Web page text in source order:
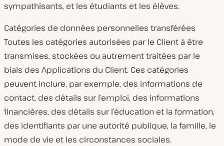
sympathisants, et les étudiants et les élèves.
Catégories de données personnelles transférées
Toutes les catégories autorisées par le Client à être
transmises, stockées ou autrement traitées par le
biais des Applications du Client. Ces catégories
peuvent inclure, par exemple, des informations de
contact, des détails sur l’emploi, des informations
financières, des détails sur l’éducation et la formation,
des identifiants par une autorité publique, la famille, le
mode de vie et les circonstances sociales.